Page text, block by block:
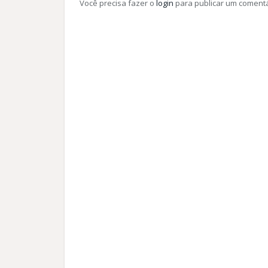
Você precisa fazer o login para publicar um